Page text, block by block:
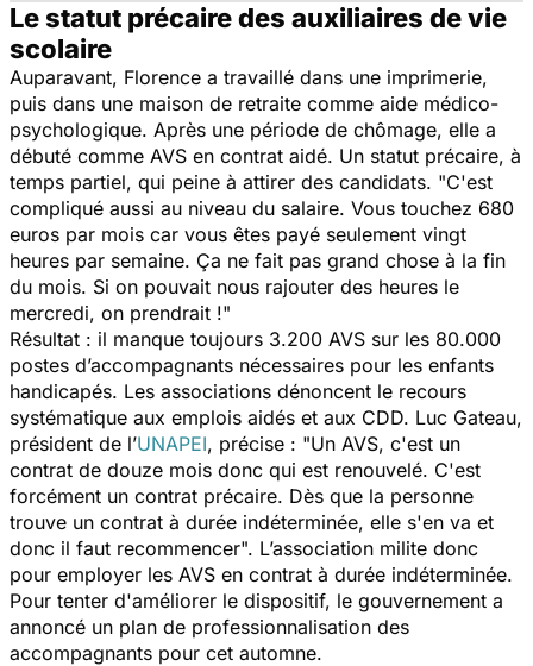
Le statut précaire des auxiliaires de vie
scolaire
Auparavant, Florence a travaillé dans une imprimerie,
puis dans une maison de retraite comme aide médico-
psychologique. Après une période de chômage, elle a
débuté comme AVS en contrat aidé. Un statut précaire, à
temps partiel, qui peine à attirer des candidats. "C'est
compliqué aussi au niveau du salaire. Vous touchez 680
euros par mois car vous êtes payé seulement vingt
heures par semaine. Ça ne fait pas grand chose à la fin
du mois. Si on pouvait nous rajouter des heures le
mercredi, on prendrait !"
Résultat : il manque toujours 3.200 AVS sur les 80.000
postes d’accompagnants nécessaires pour les enfants
handicapés. Les associations dénoncent le recours
systématique aux emplois aidés et aux CDD. Luc Gateau,
président de l’UNAPEI, précise : "Un AVS, c'est un
contrat de douze mois donc qui est renouvelé. C'est
forcément un contrat précaire. Dès que la personne
trouve un contrat à durée indéterminée, elle s'en va et
donc il faut recommencer". L’association milite donc
pour employer les AVS en contrat à durée indéterminée.
Pour tenter d'améliorer le dispositif, le gouvernement a
annoncé un plan de professionnalisation des
accompagnants pour cet automne.